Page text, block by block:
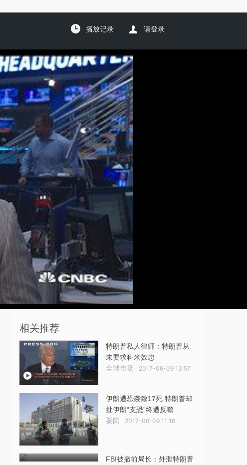
播放记录 请登录
相关推荐
特朗普私人律师：特朗普从
未要求科米效忠
全球市场 2017-06-09 13:57
伊朗遭恐袭致17死 特朗普却
批伊朗“支恐”终遭反噬
要闻 2017-06-09 11:16
FBI被撤前局长：外泄特朗普